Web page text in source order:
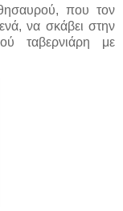
που τον
να σκάβει στην
ταβερνιάρη με